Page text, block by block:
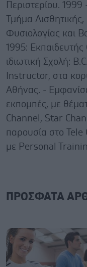
Περιστερίου.
Τμήμα
Φυσιολογίας και
1995:
ιδιωτική Σχολή:
Instructor, στα
Αθήνας. -
εκπομπές, με
Channel, Star
παρουσία στο Tele
με Personal
ΠΡΟΣΦΑΤΑ